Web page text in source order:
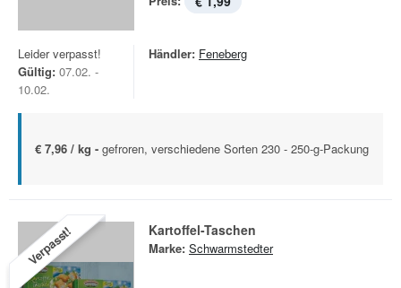
Leider verpasst!
Gültig: 07.02. -
10.02.
Händler: Feneberg
€ 7,96 / kg - gefroren, verschiedene Sorten 230 - 250-g-Packung
Verpasst! Kartoffel-Taschen
Marke: Schwarmstedter